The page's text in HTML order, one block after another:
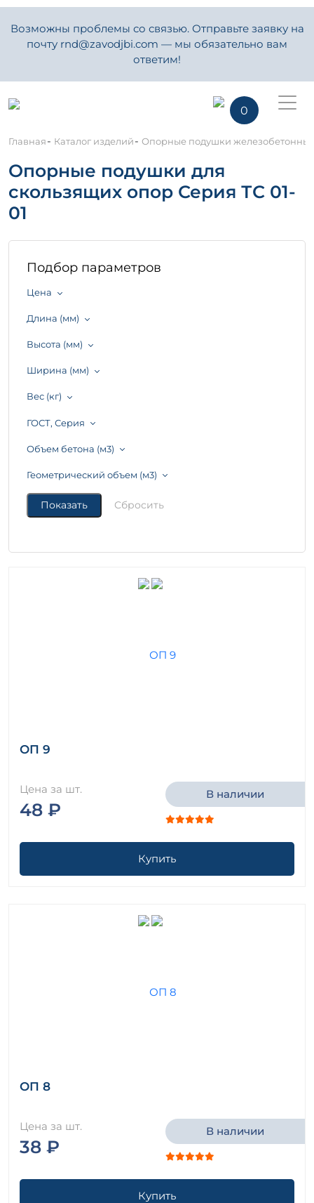
Возможны проблемы со связью. Отправьте заявку на
почту rnd@zavodjbi.com — мы обязательно вам
ответим!
0
Главная- Каталог изделий- Опорные подушки
Опорные подушки для
скользящих опор Серия ТС 01-
01
Подбор параметров
Цена
Длина (мм)
Высота (мм)
Ширина (мм)
Вес (кг)
ГОСТ, Серия
Объем бетона (м3)
Геометрический объем (м3)
ОП 9
Цена за шт.
48 ₽
В наличии
Купить
ОП 8
Цена за шт.
38 ₽
В наличии
Купить